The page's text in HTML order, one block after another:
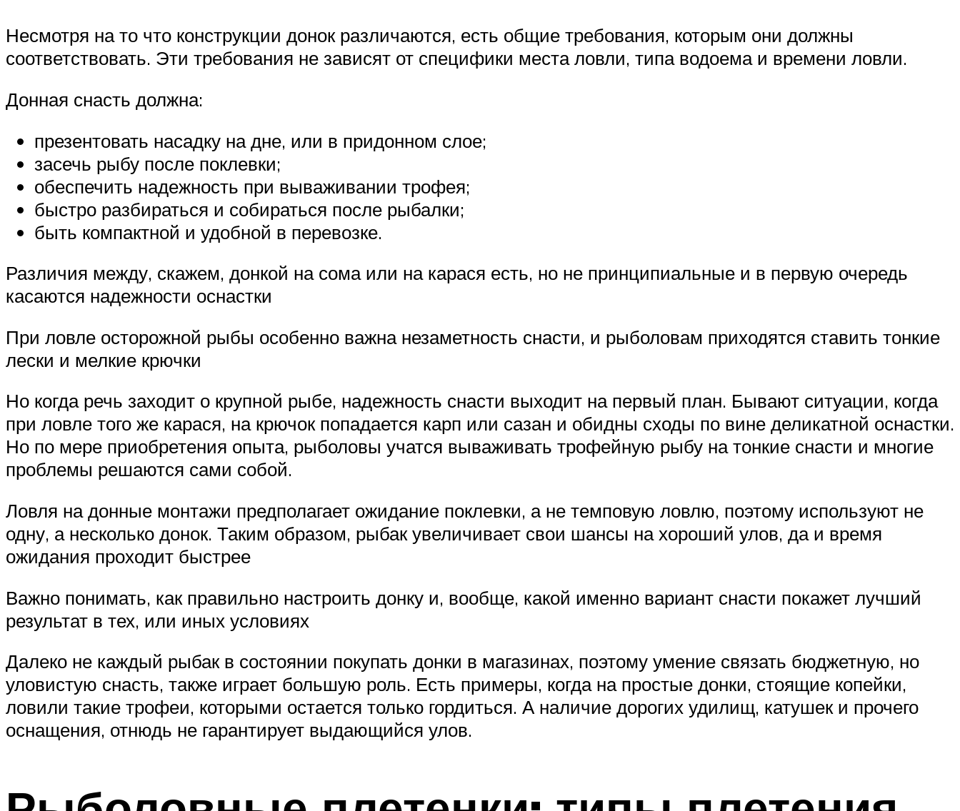
Несмотря на то что конструкции донок различаются, есть общие требования, которым они должны
соответствовать. Эти требования не зависят от специфики места ловли, типа водоема и времени ловли.
Донная снасть должна:
презентовать насадку на дне, или в придонном слое;
засечь рыбу после поклевки;
обеспечить надежность при вываживании трофея;
быстро разбираться и собираться после рыбалки;
быть компактной и удобной в перевозке.
Различия между, скажем, донкой на сома или на карася есть, но не принципиальные и в первую очередь
касаются надежности оснастки
При ловле осторожной рыбы особенно важна незаметность снасти, и рыболовам приходятся ставить тонкие
лески и мелкие крючки
Но когда речь заходит о крупной рыбе, надежность снасти выходит на первый план. Бывают ситуации, когда
при ловле того же карася, на крючок попадается карп или сазан и обидны сходы по вине деликатной оснастки.
Но по мере приобретения опыта, рыболовы учатся вываживать трофейную рыбу на тонкие снасти и многие
проблемы решаются сами собой.
Ловля на донные монтажи предполагает ожидание поклевки, а не темповую ловлю, поэтому используют не
одну, а несколько донок. Таким образом, рыбак увеличивает свои шансы на хороший улов, да и время
ожидания проходит быстрее
Важно понимать, как правильно настроить донку и, вообще, какой именно вариант снасти покажет лучший
результат в тех, или иных условиях
Далеко не каждый рыбак в состоянии покупать донки в магазинах, поэтому умение связать бюджетную, но
уловистую снасть, также играет большую роль. Есть примеры, когда на простые донки, стоящие копейки,
ловили такие трофеи, которыми остается только гордиться. А наличие дорогих удилищ, катушек и прочего
оснащения, отнюдь не гарантирует выдающийся улов.